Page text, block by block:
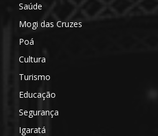
Saúde
Mogi das Cruzes
Poá
Cultura
Turismo
Educação
Segurança
Igaratá